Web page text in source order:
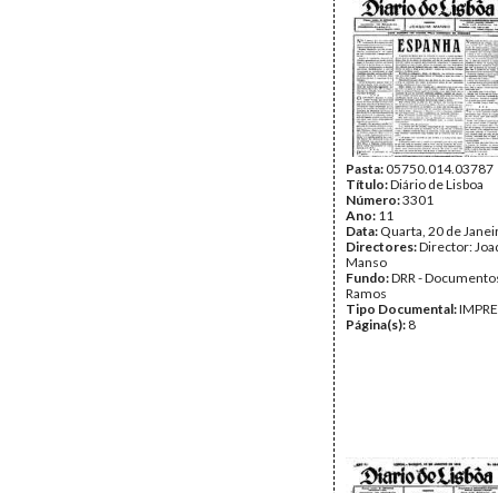
Pasta:05750.014.03787
Título:Diário de Lisboa
Número:3301
Ano: 11
Data: Quarta, 20 de
Directores:Director:
Manso
Fundo:DRR -
Ramos
Tipo Documental:
Página(s): 8